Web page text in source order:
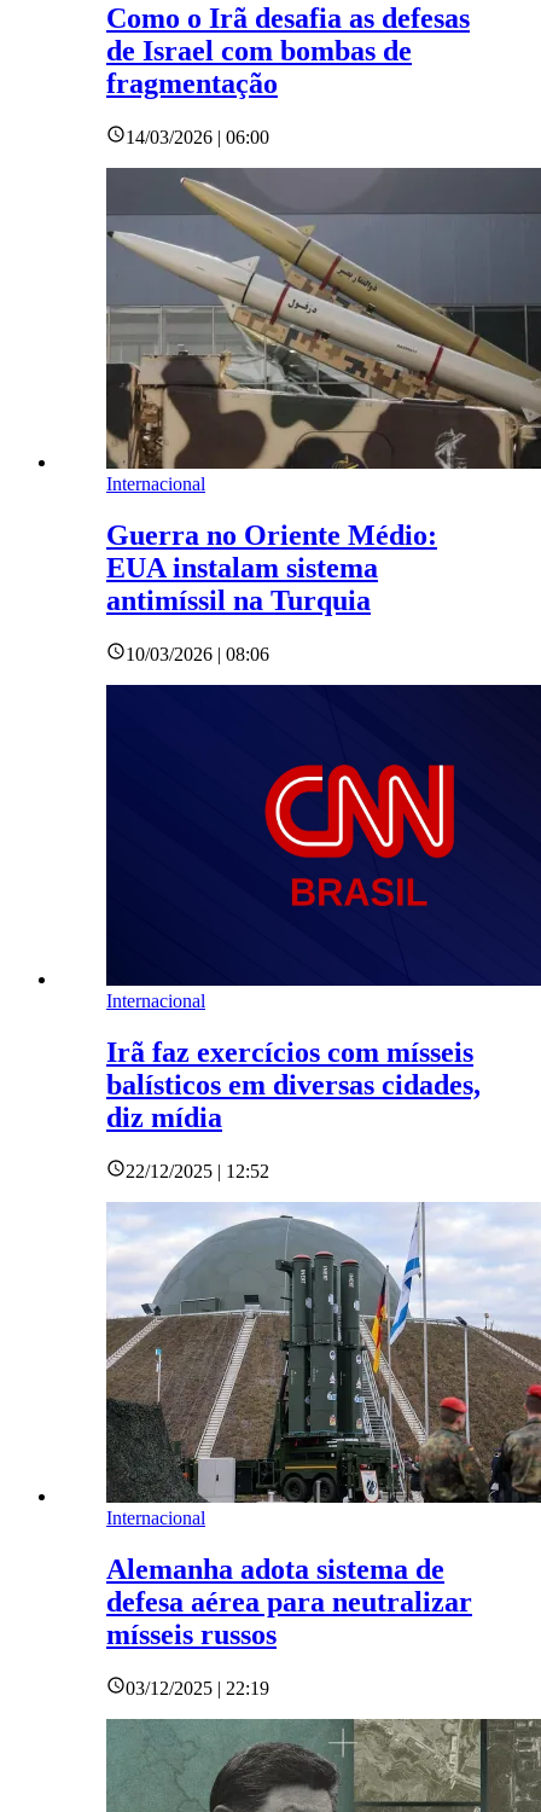
Como o Irã desafia as defesas
de Israel com bombas de
fragmentação
14/03/2026 | 06:00
Internacional
Guerra no Oriente Médio:
EUA instalam sistema
antimíssil na Turquia
10/03/2026 | 08:06
Internacional
Irã faz exercícios com mísseis
balísticos em diversas cidades,
diz mídia
22/12/2025 | 12:52
Internacional
Alemanha adota sistema de
defesa aérea para neutralizar
mísseis russos
03/12/2025 | 22:19